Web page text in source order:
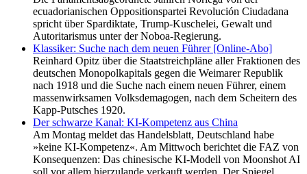
ecuadorianischen Oppositionspartei Revolución Ciudadana
spricht über Spardiktate, Trump-Kuschelei, Gewalt und
Autoritarismus unter der Noboa-Regierung.
Klassiker: Suche nach dem neuen Führer [Online-Abo]
Reinhard Opitz über die Staatstreichpläne aller Fraktionen des
deutschen Monopolkapitals gegen die Weimarer Republik
nach 1918 und die Suche nach einem neuen Führer, einem
massenwirksamen Volksdemagogen, nach dem Scheitern des
Kapp-Putsches 1920.
Der schwarze Kanal: KI-Kompetenz aus China
Am Montag meldet das Handelsblatt, Deutschland habe
»keine KI-Kompetenz«. Am Mittwoch berichtet die FAZ von
Konsequenzen: Das chinesische KI-Modell von Moonshot AI
soll vor allem hierzulande verkauft werden. Der Spiegel